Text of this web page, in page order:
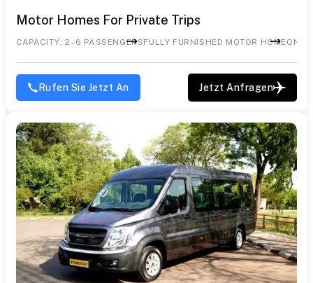
Motor Homes For Private Trips
CAPACITY: 2–6 PASSENGERSFULLY FURNISHED MOTOR HOME
Rufen Sie Jetzt An Jetzt Anfragen